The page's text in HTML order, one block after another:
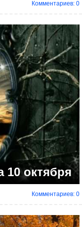
Комментариев: 0
октября
Комментариев: 0